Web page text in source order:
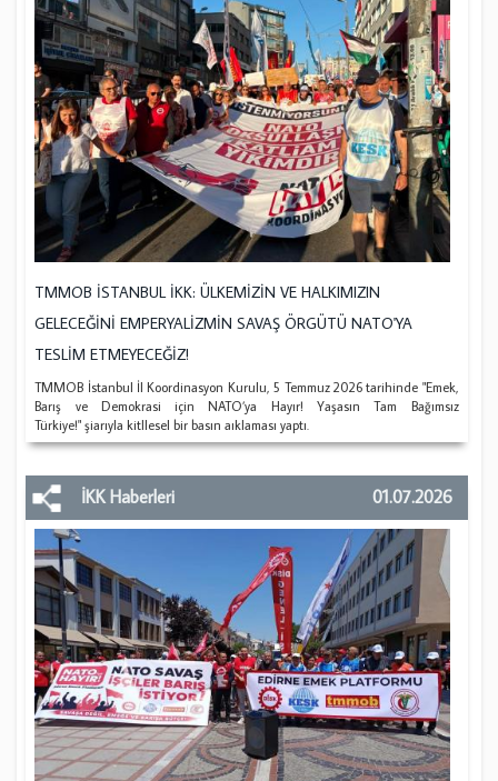
TMMOB İSTANBUL İKK: ÜLKEMİZİN VE HALKIMIZIN
GELECEĞİNİ EMPERYALİZMİN SAVAŞ ÖRGÜTÜ NATO'YA
TESLİM ETMEYECEĞİZ!
TMMOB İstanbul İl Koordinasyon Kurulu, 5 Temmuz 2026 tarihinde "Emek,
Barış ve Demokrasi için NATO’ya Hayır! Yaşasın Tam Bağımsız
Türkiye!" şiarıyla kitllesel bir basın aıklaması yaptı.
İKK Haberleri 01.07.2026